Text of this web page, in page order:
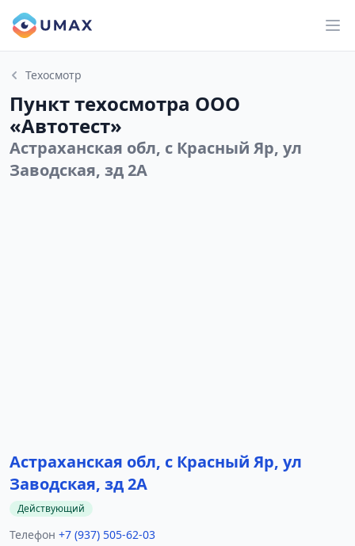
Техосмотр
Пункт техосмотра ООО
«Автотест»
Астраханская обл, с Красный Яр, ул
Заводская, зд 2А
Астраханская обл, с Красный Яр, ул
Заводская, зд 2А
Действующий
Телефон +7 (937) 505-62-03